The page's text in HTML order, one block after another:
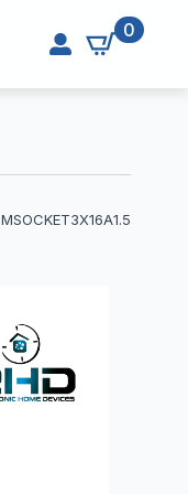
0
MSOCKET3X16A1.5